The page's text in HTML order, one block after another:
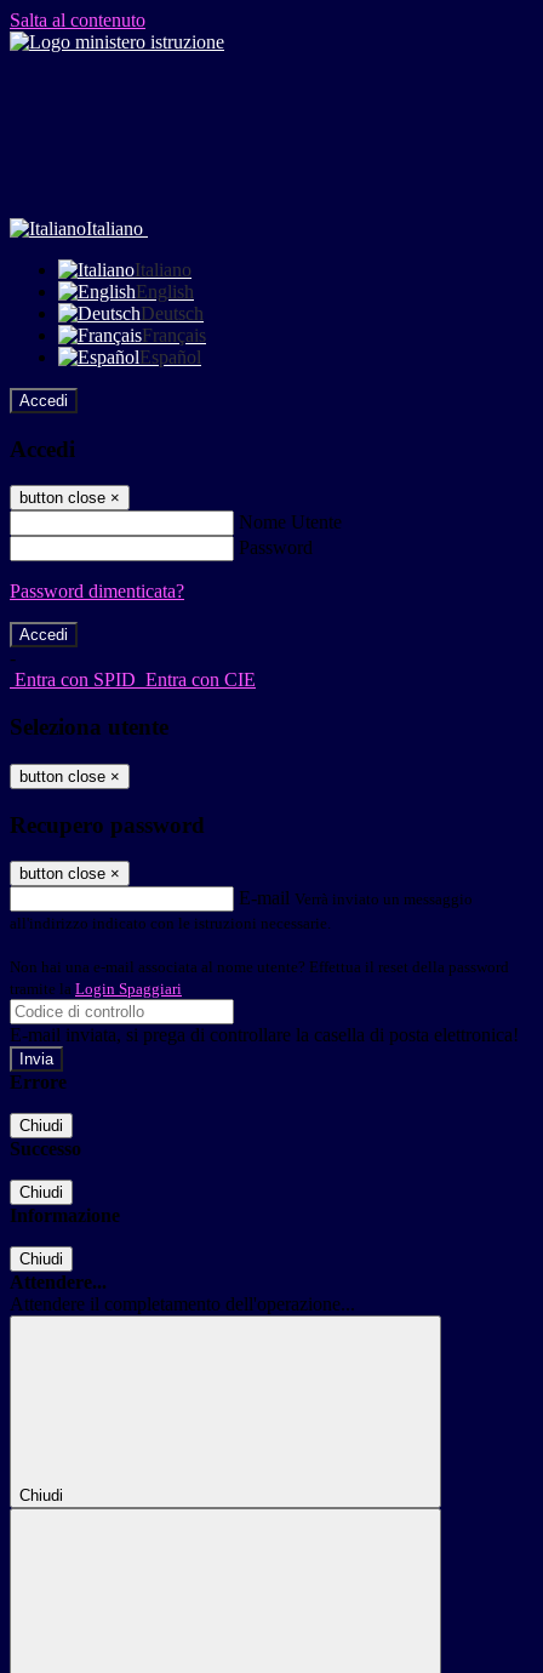
Salta al contenuto
Italiano
Italiano
English
Deutsch
Français
Español
Accedi
Accedi
button close ×
Nome Utente
Password
Password dimenticata?
-
Entra con SPID Entra con CIE
Seleziona utente
button close ×
Recupero password
button close ×
E-mail Verrà inviato un messaggio
all'indirizzo indicato con le istruzioni necessarie.
Non hai una e-mail associata al nome utente? Effettua il reset della password
tramite la Login Spaggiari
E-mail inviata, si prega di controllare la casella di posta elettronica!
Errore
Chiudi
Successo
Chiudi
Informazione
Chiudi
Attendere...
Attendere il completamento dell'operazione...
Chiudi